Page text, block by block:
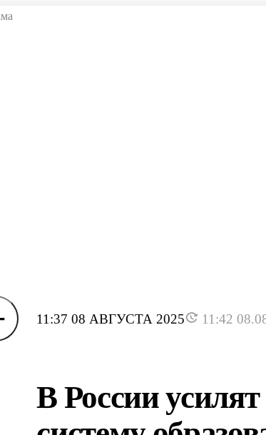
11:37 08 АВГУСТА 2025 11:42
В России